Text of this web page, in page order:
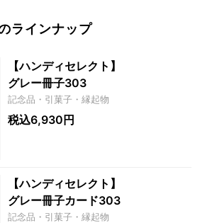
ラインナップ
【ハンディセレクト】
グレー冊子303
記念品・引菓子・縁起物
税込6,930円
【ハンディセレクト】
グレー冊子カード303
記念品・引菓子・縁起物